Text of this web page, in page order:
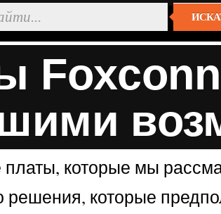
которые мы
решения, которые